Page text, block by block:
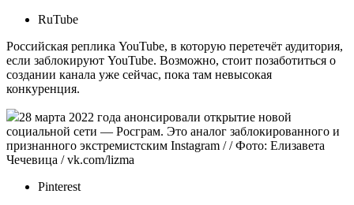
RuTube
Российская реплика YouTube, в которую перетечёт аудитория,
если заблокируют YouTube. Возможно, стоит позаботиться о
создании канала уже сейчас, пока там невысокая
конкуренция.
28 марта 2022 года анонсировали открытие новой
социальной сети — Росграм. Это аналог заблокированного и
признанного экстремистским Instagram / / Фото: Елизавета
Чечевица / vk.com/lizma
Pinterest